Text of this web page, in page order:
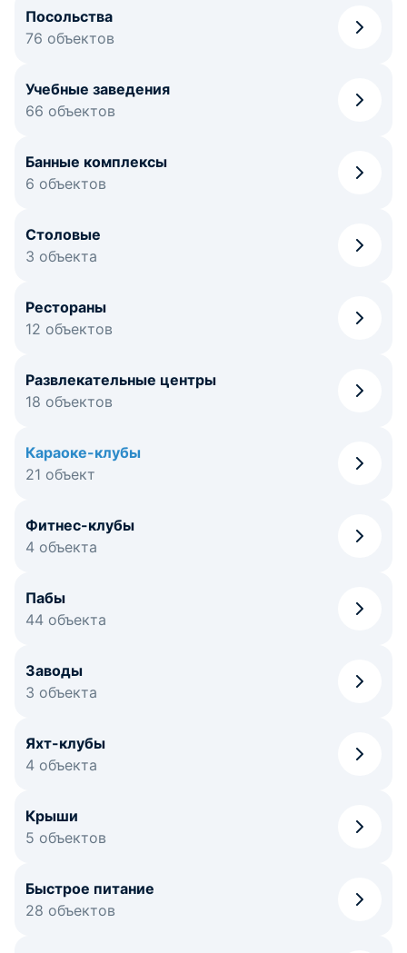
Посольства
76 объектов
Учебные заведения
66 объектов
Банные комплексы
6 объектов
Столовые
3 объекта
Рестораны
12 объектов
Развлекательные центры
18 объектов
Караоке-клубы
21 объект
Фитнес-клубы
4 объекта
Пабы
44 объекта
Заводы
3 объекта
Яхт-клубы
4 объекта
Крыши
5 объектов
Быстрое питание
28 объектов